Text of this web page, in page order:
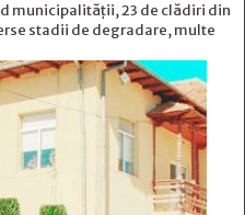
municipalității, 23 de clădiri din
stadii de degradare, multe